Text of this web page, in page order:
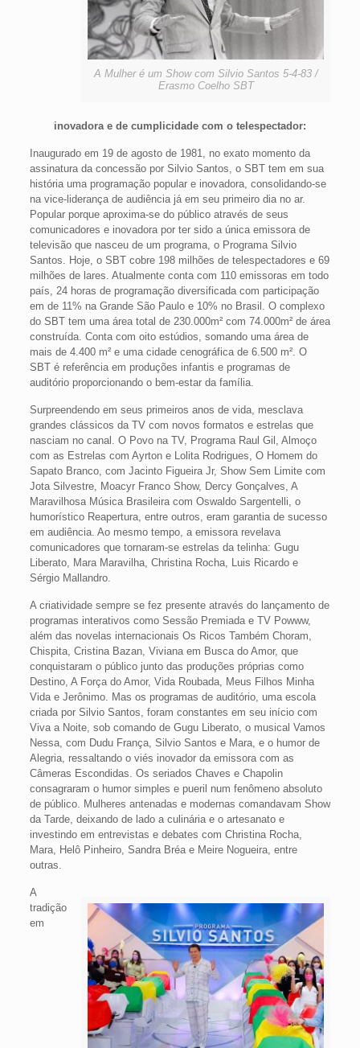
A Mulher é um Show com Silvio Santos 5-4-83 /
Erasmo Coelho SBT
inovadora e de cumplicidade com o telespectador:
Inaugurado em 19 de agosto de 1981, no exato momento da
assinatura da concessão por Silvio Santos, o SBT tem em sua
história uma programação popular e inovadora, consolidando-se
na vice-liderança de audiência já em seu primeiro dia no ar.
Popular porque aproxima-se do público através de seus
comunicadores e inovadora por ter sido a única emissora de
televisão que nasceu de um programa, o Programa Silvio
Santos. Hoje, o SBT cobre 198 milhões de telespectadores e 69
milhões de lares. Atualmente conta com 110 emissoras em todo
país, 24 horas de programação diversificada com participação
em de 11% na Grande São Paulo e 10% no Brasil. O complexo
do SBT tem uma área total de 230.000m² com 74.000m² de área
construída. Conta com oito estúdios, somando uma área de
mais de 4.400 m² e uma cidade cenográfica de 6.500 m². O
SBT é referência em produções infantis e programas de
auditório proporcionando o bem-estar da família.
Surpreendendo em seus primeiros anos de vida, mesclava
grandes clássicos da TV com novos formatos e estrelas que
nasciam no canal. O Povo na TV, Programa Raul Gil, Almoço
com as Estrelas com Ayrton e Lolita Rodrigues, O Homem do
Sapato Branco, com Jacinto Figueira Jr, Show Sem Limite com
Jota Silvestre, Moacyr Franco Show, Dercy Gonçalves, A
Maravilhosa Música Brasileira com Oswaldo Sargentelli, o
humorístico Reapertura, entre outros, eram garantia de sucesso
em audiência. Ao mesmo tempo, a emissora revelava
comunicadores que tornaram-se estrelas da telinha: Gugu
Liberato, Mara Maravilha, Christina Rocha, Luis Ricardo e
Sérgio Mallandro.
A criatividade sempre se fez presente através do lançamento de
programas interativos como Sessão Premiada e TV Powww,
além das novelas internacionais Os Ricos Também Choram,
Chispita, Cristina Bazan, Viviana em Busca do Amor, que
conquistaram o público junto das produções próprias como
Destino, A Força do Amor, Vida Roubada, Meus Filhos Minha
Vida e Jerônimo. Mas os programas de auditório, uma escola
criada por Silvio Santos, foram constantes em seu início com
Viva a Noite, sob comando de Gugu Liberato, o musical Vamos
Nessa, com Dudu França, Silvio Santos e Mara, e o humor de
Alegria, ressaltando o viés inovador da emissora com as
Câmeras Escondidas. Os seriados Chaves e Chapolin
consagraram o humor simples e pueril num fenômeno absoluto
de público. Mulheres antenadas e modernas comandavam Show
da Tarde, deixando de lado a culinária e o artesanato e
investindo em entrevistas e debates com Christina Rocha,
Mara, Helô Pinheiro, Sandra Bréa e Meire Nogueira, entre
outras.
A
tradição
em